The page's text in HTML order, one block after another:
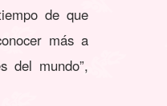
de que
más a
del mundo”,